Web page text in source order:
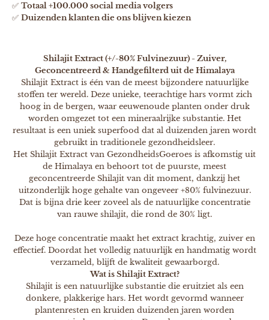
✅ Totaal +100.000 social media volgers
✅ Duizenden klanten die ons blijven kiezen
Shilajit Extract (+/-80% Fulvinezuur) - Zuiver,
Geconcentreerd & Handgefilterd uit de Himalaya
Shilajit Extract is één van de meest bijzondere natuurlijke
stoffen ter wereld. Deze unieke, teerachtige hars vormt zich
hoog in de bergen, waar eeuwenoude planten onder druk
worden omgezet tot een mineraalrijke substantie. Het
resultaat is een uniek superfood dat al duizenden jaren wordt
gebruikt in traditionele gezondheidsleer.
Het Shilajit Extract van GezondheidsGoeroes is afkomstig uit
de Himalaya en behoort tot de puurste, meest
geconcentreerde Shilajit van dit moment, dankzij het
uitzonderlijk hoge gehalte van ongeveer +80% fulvinezuur.
Dat is bijna drie keer zoveel als de natuurlijke concentratie
van rauwe shilajit, die rond de 30% ligt.
Deze hoge concentratie maakt het extract krachtig, zuiver en
effectief. Doordat het volledig natuurlijk en handmatig wordt
verzameld, blijft de kwaliteit gewaarborgd.
Wat is Shilajit Extract?
Shilajit is een natuurlijke substantie die eruitziet als een
donkere, plakkerige hars. Het wordt gevormd wanneer
plantenresten en kruiden duizenden jaren worden